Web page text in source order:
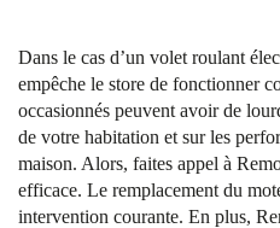
Dans le cas d’un volet roulant
empêche le store de fonctionner
occasionnés peuvent avoir de
de votre habitation et sur les
maison. Alors, faites appel à
efficace. Le remplacement du
intervention courante. En plus,